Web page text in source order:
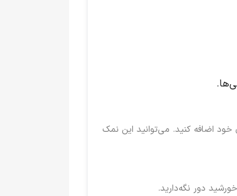
خود اضافه کنید. می‌توانید این نمک
دور نگه‌دارید.